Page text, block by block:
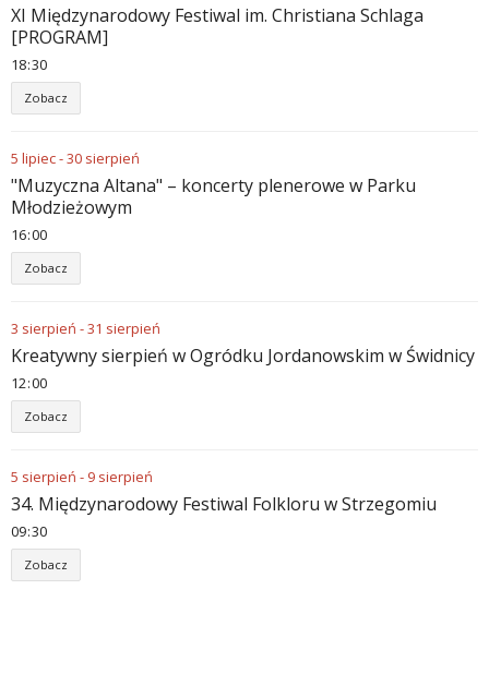
XI Międzynarodowy Festiwal im. Christiana Schlaga
[PROGRAM]
18:30
Zobacz
5 lipiec-30 sierpień
"Muzyczna Altana" – koncerty plenerowe w Parku
Młodzieżowym
16:00
Zobacz
3 sierpień -31 sierpień
Kreatywny sierpień w Ogródku Jordanowskim w Świdnicy
12:00
Zobacz
5 sierpień - 9 sierpień
34. Międzynarodowy Festiwal Folkloru w Strzegomiu
09:30
Zobacz